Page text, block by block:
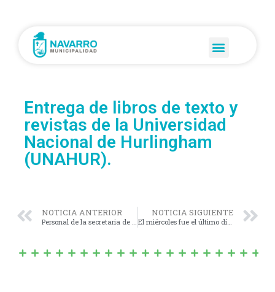
Entrega de libros de texto y
revistas de la Universidad
Nacional de Hurlingham
(UNAHUR).
NOTICIA ANTERIOR
Personal de la secretaria de Salud municipal estuvo realizando fichas médicas.
NOTICIA SIGUIENTE
El miércoles fue el último día de servicio en la municipalidad de Analía Di Catarina.